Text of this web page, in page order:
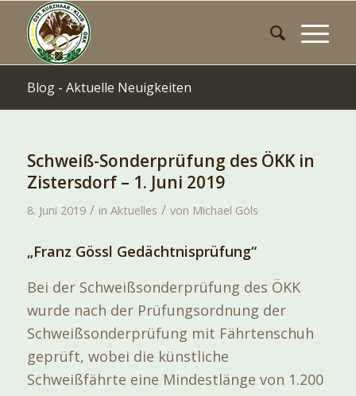
Blog - Aktuelle Neuigkeiten
Schweiß-Sonderprüfung des ÖKK in
Zistersdorf – 1. Juni 2019
8. Juni 2019 / in Aktuelles / von Michael Göls
„Franz Gössl Gedächtnisprüfung“
Bei der Schweißsonderprüfung des ÖKK
wurde nach der Prüfungsordnung der
Schweißsonderprüfung mit Fährtenschuh
geprüft, wobei die künstliche
Schweißfährte eine Mindestlänge von 1.200